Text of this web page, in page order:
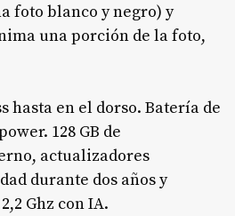
foto blanco y negro) y
una porción de la foto,
hasta en el dorso. Batería de
128 GB de
actualizadores
durante dos años y
Ghz con IA.